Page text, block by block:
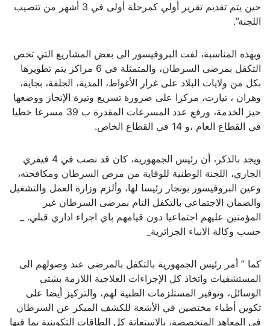
حين يتم تقديم تقرير أولي كمرحلة أولى في 3 أشهر من تنصيب
اللجنة”.
وبهذه المناسبة، لفت البروفيسور الى بعض المشاريع التي تخص
التكفل بمرضى السرطان، والمتمثلة في 6 مراكز يتم تطويرها
بكل من ولايات البلاد على غرار الأغواط، المدية، الجلفة، بجاية،
وهران ، تيارت، مركزا على ضرورة تسريع وتيرة الإنجاز ووضعها
حيز الخدمة، ورفع عدد المسرعات المقدرة ب 39 مسرعا خطيا
في القطاع العام ،و 14 في القطاع الخاص.
ويجد بالذكر، أن رئيس الجمهورية، كان قد نصب في 4 فيفري
الجاري، اللجنة الوطنية للوقاية من مرض السرطان ومكافحته،
وعين البروفيسور بونجار رئيسا لها، وألزم وزارة العمل والتشغيل
والضمان الاجتماعي بالتكفل التام بمرضى السرطان غير
المؤمنين عليهم اجتماعيا دون قيامهم باي اجراء اداري قبلي. _
حسب وكالة الانباء الجزائرية_
كما ” أمر رئيس الجمهورية بالتكفل بالمرضى عند وصولهم الى
المستشفيات واتخاذ كل الإجراءات العلاجية اللازمة بشتى
الوسائل، وتوفير المستلزمات الطبية لهم، والتركيز أيضا على
تكوين أطباء مختصين في الأشعة للكشف المبكر عن السرطان
في المعاهد المتخصصة، بالاستعانة كل الطاقات التكوينية بما فيها